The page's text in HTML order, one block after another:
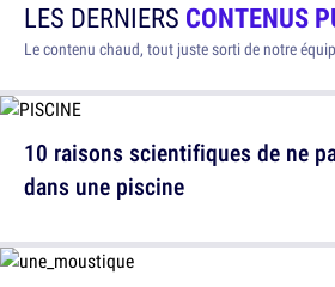
LES DERNIERS CONTENUS
Le contenu chaud, tout juste sorti de notre
10 raisons scientifiques de ne
dans une piscine